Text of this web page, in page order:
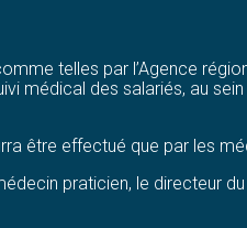
telles par l’Agence
médical des salariés, au
être effectué que par les
praticien, le directeur